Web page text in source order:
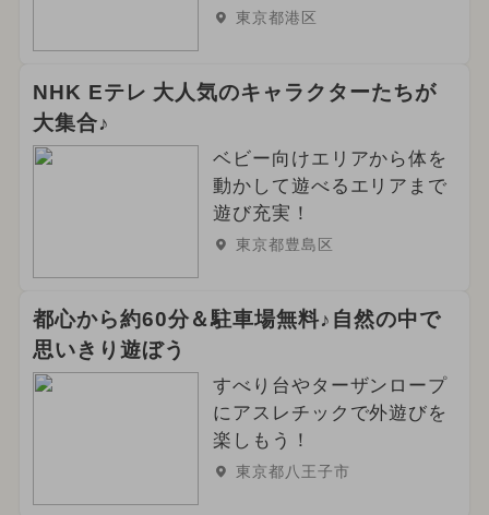
2025年5月のイベント
2025年1月のイベント
2025年4月のイベント
アート
2024年10月のイベント
2025年9月のイベント
東京都港区
NHK Eテレ 大人気のキャラクターたちが
大集合♪
ベビー向けエリアから体を
動かして遊べるエリアまで
遊び充実！
東京都豊島区
都心から約60分＆駐車場無料♪自然の中で
思いきり遊ぼう
すべり台やターザンロープ
にアスレチックで外遊びを
楽しもう！
東京都八王子市